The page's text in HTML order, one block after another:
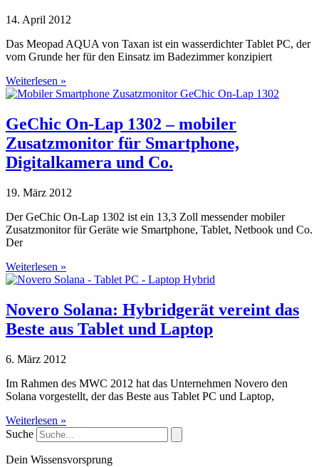
14. April 2012
Das Meopad AQUA von Taxan ist ein wasserdichter Tablet PC, der
vom Grunde her für den Einsatz im Badezimmer konzipiert
Weiterlesen »
GeChic On-Lap 1302 – mobiler
Zusatzmonitor für Smartphone,
Digitalkamera und Co.
19. März 2012
Der GeChic On-Lap 1302 ist ein 13,3 Zoll messender mobiler
Zusatzmonitor für Geräte wie Smartphone, Tablet, Netbook und Co.
Der
Weiterlesen »
Novero Solana: Hybridgerät vereint das
Beste aus Tablet und Laptop
6. März 2012
Im Rahmen des MWC 2012 hat das Unternehmen Novero den
Solana vorgestellt, der das Beste aus Tablet PC und Laptop,
Weiterlesen »
Suche
Dein Wissensvorsprung